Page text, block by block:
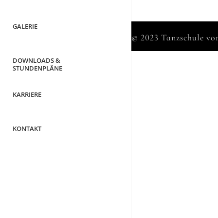
GALERIE
DOWNLOADS &
STUNDENPLÄNE
KARRIERE
KONTAKT
© 2023 Tanzschule